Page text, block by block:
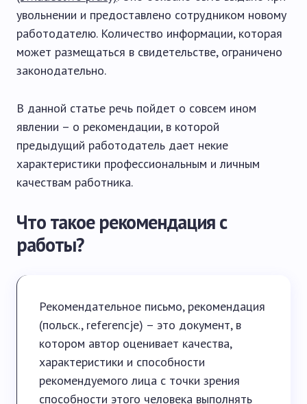
увольнении и предоставлено сотрудником новому
работодателю. Количество информации, которая
может размещаться в свидетельстве, ограничено
законодательно.
В данной статье речь пойдет о совсем ином
явлении – о рекомендации, в которой
предыдущий работодатель дает некие
характеристики профессиональным и личным
качествам работника.
Что такое рекомендация с
работы?
Рекомендательное письмо, рекомендация
(польск., referencje) – это документ, в
котором автор оценивает качества,
характеристики и способности
рекомендуемого лица с точки зрения
способности этого человека выполнять